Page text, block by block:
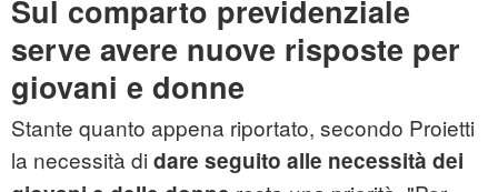
Sul comparto previdenziale
serve avere nuove risposte per
giovani e donne
Stante quanto appena riportato, secondo Proietti
la necessità di dare seguito alle necessità dei